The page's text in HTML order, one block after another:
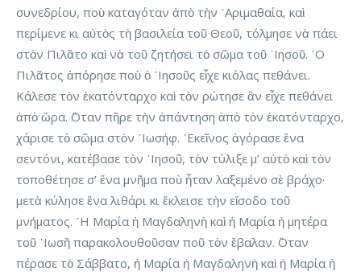
συνεδρίου, ποὺ καταγόταν ἀπὸ τὴν ᾿Αριμαθαία, καὶ
περίμενε κι αὐτὸς τὴ βασιλεία τοῦ Θεοῦ, τόλμησε νὰ πάει
στὸν Πιλᾶτο καὶ νὰ τοῦ ζητήσει τὸ σῶμα τοῦ ᾿Ιησοῦ. ῾Ο
Πιλᾶτος ἀπόρησε ποὺ ὁ ᾿Ιησοῦς εἶχε κιόλας πεθάνει.
Κάλεσε τὸν ἑκατόνταρχο καὶ τὸν ρώτησε ἂν εἶχε πεθάνει
ἀπὸ ὥρα. ῞Οταν πῆρε τὴν ἀπάντηση ἀπὸ τὸν ἑκατόνταρχο,
χάρισε τὸ σῶμα στὸν ᾿Ιωσήφ. ᾿Εκεῖνος ἀγόρασε ἕνα
σεντόνι, κατέβασε τὸν ᾿Ιησοῦ, τὸν τύλιξε μ’ αὐτὸ καὶ τὸν
τοποθέτησε σ’ ἕνα μνῆμα ποὺ ἦταν λαξεμένο σὲ βράχο·
μετὰ κύλησε ἕνα λιθάρι κι ἔκλεισε τὴν εἴσοδο τοῦ
μνήματος. ῾Η Μαρία ἡ Μαγδαληνὴ καὶ ἡ Μαρία ἡ μητέρα
τοῦ ᾿Ιωσῆ παρακολουθοῦσαν ποῦ τὸν ἔβαλαν. ῞Οταν
πέρασε τὸ Σάββατο, ἡ Μαρία ἡ Μαγδαληνὴ καὶ ἡ Μαρία ἡ